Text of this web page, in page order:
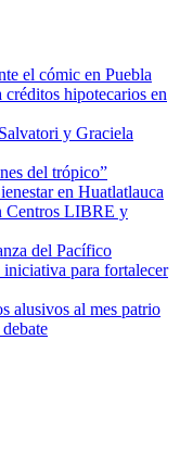
el cómic en Puebla
hipotecarios en
y Graciela
del trópico”
en Huatlatlauca
Centros LIBRE y
del Pacífico
para fortalecer
alusivos al mes patrio